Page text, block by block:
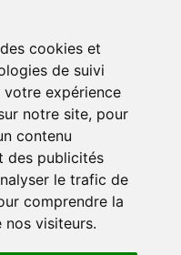
cookies et
de suivi
expérience
notre site, pour
contenu
des publicités
le trafic de
comprendre la
nos visiteurs.
cookies et
de suivi
expérience
notre site, pour
contenu
des publicités
le trafic de
comprendre la
nos visiteurs.